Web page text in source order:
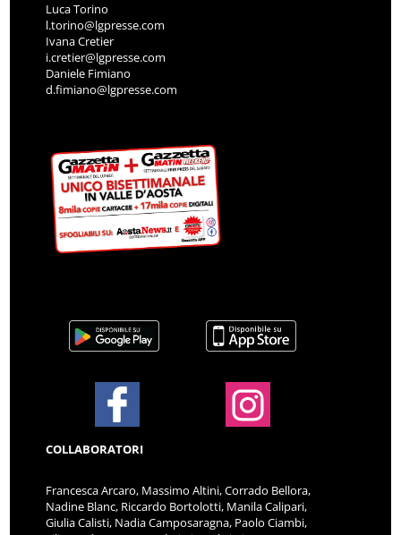
Luca Torino
l.torino@lgpresse.com
Ivana Cretier
i.cretier@lgpresse.com
Daniele Fimiano
d.fimiano@lgpresse.com
COLLABORATORI
Francesca Arcaro, Massimo Altini, Corrado Bellora,
Nadine Blanc, Riccardo Bortolotti, Manila Calipari,
Giulia Calisti, Nadia Camposaragna, Paolo Ciambi,